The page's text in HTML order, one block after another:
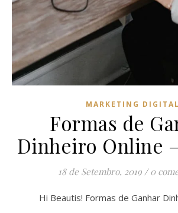
MARKETING DIGITAL
Formas de
Dinheiro Online
18 de Setembro, 2019 / 0
Hi Beautis! Formas de Ganhar